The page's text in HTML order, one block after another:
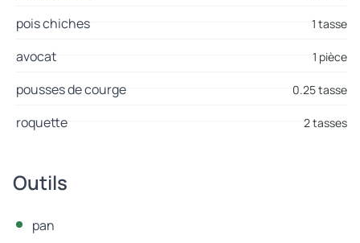
pois chiches 1 tasse
avocat 1 pièce
pousses de courge 0.25 tasse
roquette 2 tasses
Outils
pan